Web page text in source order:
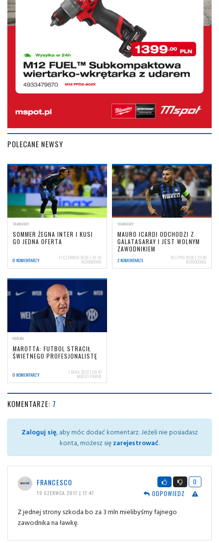
POLECANE NEWSY
TRANSFERY
SOMMER ŻEGNA INTER I KUSI
GO JEDNA OFERTA
0 KOMENTARZY 11 CZERWCA 2026 | 10:10
NERIOCORSI
TRANSFERY
MAURO ICARDI ODCHODZI Z
GALATASARAY I JEST WOLNYM
ZAWODNIKIEM
2 KOMENTARZE 15 LIPCA 2026 | 23:26
NERIOCORSI
OGÓLNA
MAROTTA: FUTBOL STRACIŁ
ŚWIETNEGO PROFESJONALISTĘ
0 KOMENTARZY 1 MAJA 2022 | 08:47
MACIEJ PAWUL
KOMENTARZE: 7
Zaloguj się, aby móc dodać komentarz. Jeżeli nie posiadasz
konta, możesz sięzarejestrować.
FRANCESCO
19 CZERWCA 2017 | 17:47
0
ODPOWIEDZ
Z jednej strony szkoda bo za 3 mln mielibyśmy fajnego
zawodnika na ławkę.